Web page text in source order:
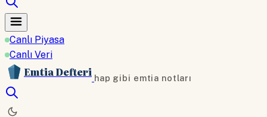
Canlı Piyasa
Canlı Veri
Emtia Defteri hap gibi emtia notları